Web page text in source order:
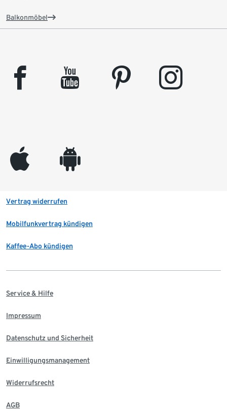
Balkonmöbel
facebook youtube pinterest instagram
appleinc android
Vertrag widerrufen
Mobilfunkvertrag kündigen
Kaffee-Abo kündigen
Service & Hilfe
Impressum
Datenschutz und Sicherheit
Einwilligungsmanagement
Widerrufsrecht
AGB